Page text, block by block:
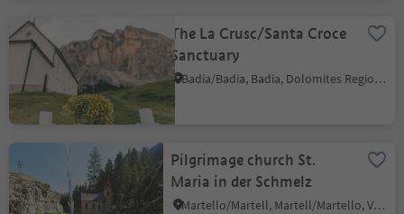
The La Crusc/Santa Croce
Sanctuary
Badia/Badia, Badia, Dolomites Region Alta Badia
Pilgrimage church St.
Maria in der Schmelz
Martello/Martell, Martell/Martello, Vinschgau/Val Venosta